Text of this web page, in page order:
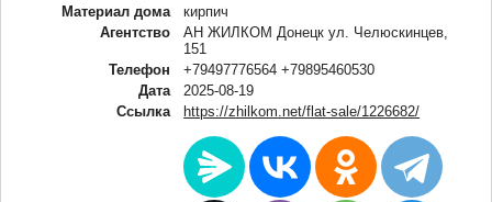
Материал дома
кирпич
Агентство
АН ЖИЛКОМ Донецк ул. Челюскинцев,
151
Телефон
+79497776564 +79895460530
Дата
2025-08-19
Ссылка
https://zhilkom.net/flat-sale/1226682/